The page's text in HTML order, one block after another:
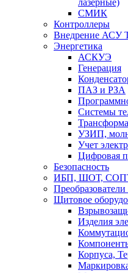
лазерные)
СМИК
Контроллеры
Внедрение АСУ
Энергетика
АСКУЭ
Генерация
ПАЗ и РЗА
Системы
УЗИП,
Учет
Цифровая
Безопасность
ИБП, ШОТ,
Щитовое
Изделия
Корпуса,